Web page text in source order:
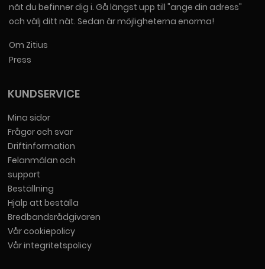
nät du befinner dig i. Gå längst upp till "ange din adress"
och välj ditt nät. Sedan är möjligheterna enorma!
Om Zitius
Press
KUNDSERVICE
Mina sidor
Frågor och svar
Driftinformation
Felanmälan och
support
Beställning
Hjälp att beställa
Bredbandsrådgivaren
Vår cookiepolicy
Vår integritetspolicy